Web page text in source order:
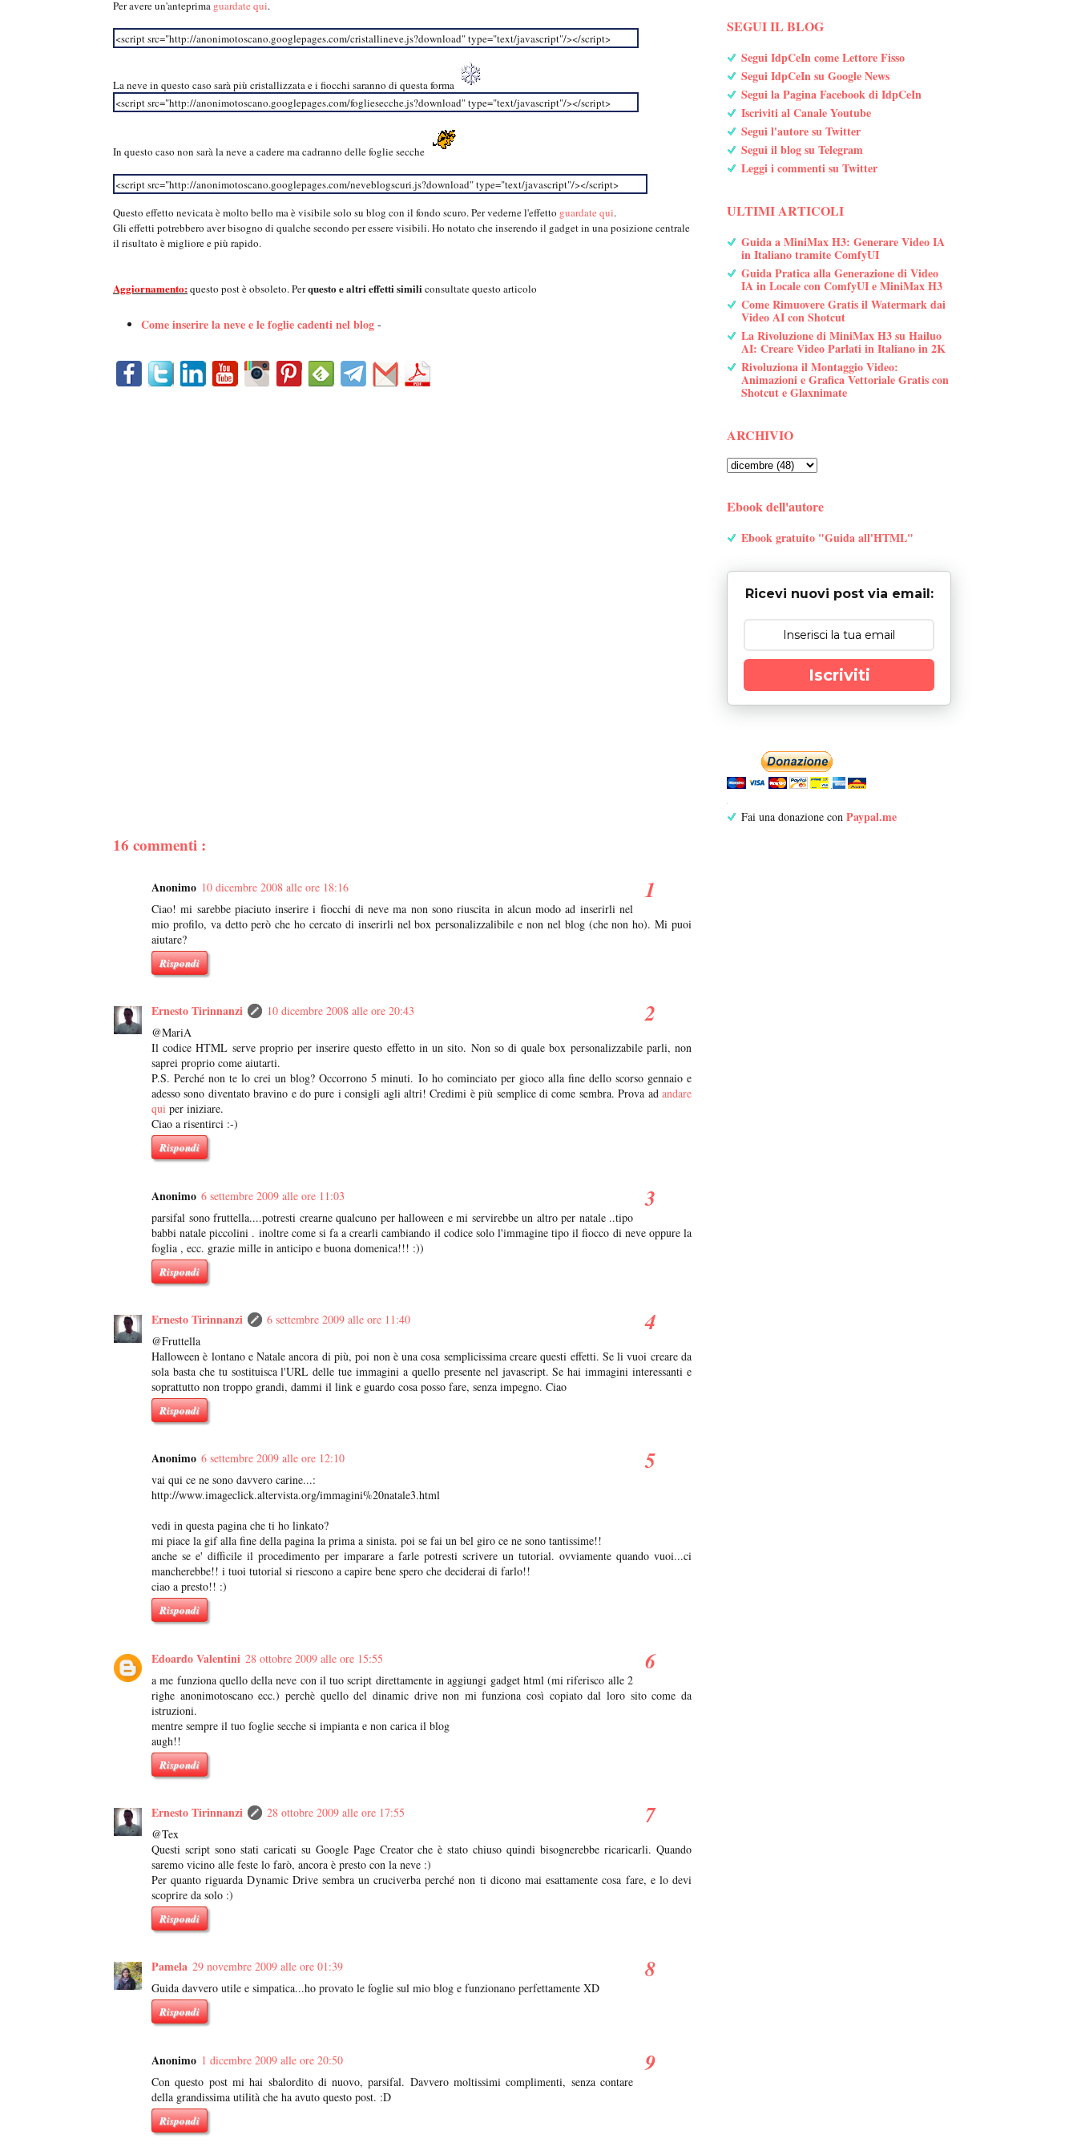
Per avere un'anteprima guardate qui.
<script src="http://anonimotoscano.googlepages.com/cristallineve.js?download" type="text/javascript"/></script>
La neve in questo caso sarà più cristallizzata e i fiocchi saranno di questa forma
<script src="http://anonimotoscano.googlepages.com/fogliesecche.js?download" type="text/javascript"/></script>
In questo caso non sarà la neve a cadere ma cadranno delle foglie secche
<script src="http://anonimotoscano.googlepages.com/neveblogscuri.js?download" type="text/javascript"/></script>
Questo effetto nevicata è molto bello ma è visibile solo su blog con il fondo scuro. Per vederne l'effetto guardate qui.
Gli effetti potrebbero aver bisogno di qualche secondo per essere visibili. Ho notato che inserendo il gadget in una posizione centrale
il risultato è migliore e più rapido.
Aggiornamento:questo post è obsoleto. Perquesto e altri effetti similiconsultate questo articolo
Come inserire la neve e le foglie cadenti nel blog -
16 commenti :
Anonimo 10 dicembre 2008 alle ore 18:16
Ciao! mi sarebbe piaciuto inserire i fiocchi di neve ma non sono riuscita in alcun modo ad inserirli nel
mio profilo, va detto però che ho cercato di inserirli nel box personalizzalibile e non nel blog (che non ho). Mi puoi
aiutare?
Rispondi
Ernesto Tirinnanzi
10 dicembre 2008 alle ore 20:43
@MariA
Il codice HTML serve proprio per inserire questo effetto in un sito. Non so di quale box personalizzabile parli, non
saprei proprio come aiutarti.
P.S. Perché non te lo crei un blog? Occorrono 5 minuti. Io ho cominciato per gioco alla fine dello scorso gennaio e
adesso sono diventato bravino e do pure i consigli agli altri! Credimi è più semplice di come sembra. Prova ad andare
qui per iniziare.
Ciao a risentirci :-)
Rispondi
Anonimo 6 settembre 2009 alle ore 11:03
parsifal sono fruttella....potresti crearne qualcuno per halloween e mi servirebbe un altro per natale ..tipo
babbi natale piccolini . inoltre come si fa a crearli cambiando il codice solo l'immagine tipo il fiocco di neve oppure la
foglia , ecc. grazie mille in anticipo e buona domenica!!! :))
Rispondi
Ernesto Tirinnanzi
6 settembre 2009 alle ore 11:40
@Fruttella
Halloween è lontano e Natale ancora di più, poi non è una cosa semplicissima creare questi effetti. Se li vuoi creare da
sola basta che tu sostituisca l'URL delle tue immagini a quello presente nel javascript. Se hai immagini interessanti e
soprattutto non troppo grandi, dammi il link e guardo cosa posso fare, senza impegno. Ciao
Rispondi
Anonimo 6 settembre 2009 alle ore 12:10
vai qui ce ne sono davvero carine...:
http://www.imageclick.altervista.org/immagini%20natale3.html
vedi in questa pagina che ti ho linkato?
mi piace la gif alla fine della pagina la prima a sinista. poi se fai un bel giro ce ne sono tantissime!!
anche se e' difficile il procedimento per imparare a farle potresti scrivere un tutorial. ovviamente quando vuoi...ci
mancherebbe!! i tuoi tutorial si riescono a capire bene spero che deciderai di farlo!!
ciao a presto!! :)
Rispondi
Edoardo Valentini 28 ottobre 2009 alle ore 15:55
a me funziona quello della neve con il tuo script direttamente in aggiungi gadget html (mi riferisco alle 2
righe anonimotoscano ecc.) perchè quello del dinamic drive non mi funziona così copiato dal loro sito come da
istruzioni.
mentre sempre il tuo foglie secche si impianta e non carica il blog
augh!!
Rispondi
Ernesto Tirinnanzi
28 ottobre 2009 alle ore 17:55
@Tex
Questi script sono stati caricati su Google Page Creator che è stato chiuso quindi bisognerebbe ricaricarli. Quando
saremo vicino alle feste lo farò, ancora è presto con la neve :)
Per quanto riguarda Dynamic Drive sembra un cruciverba perché non ti dicono mai esattamente cosa fare, e lo devi
scoprire da solo :)
Rispondi
Pamela 29 novembre 2009 alle ore 01:39
Guida davvero utile e simpatica...ho provato le foglie sul mio blog e funzionano perfettamente XD
Rispondi
Anonimo 1 dicembre 2009 alle ore 20:50
Con questo post mi hai sbalordito di nuovo, parsifal. Davvero moltissimi complimenti, senza contare
della grandissima utilità che ha avuto questo post. :D
Rispondi
SEGUI IL BLOG
Segui IdpCeIn come Lettore Fisso
Segui IdpCeIn su Google News
Segui la Pagina Facebook di IdpCeIn
Iscriviti al Canale Youtube
Segui l'autore su Twitter
Segui il blog su Telegram
Leggi i commenti su Twitter
ULTIMI ARTICOLI
Guida a MiniMax H3: Generare Video IA
in Italiano tramite ComfyUI
Guida Pratica alla Generazione di Video
IA in Locale con ComfyUI e MiniMax H3
Come Rimuovere Gratis il Watermark dai
Video AI con Shotcut
La Rivoluzione di MiniMax H3 su Hailuo
AI: Creare Video Parlati in Italiano in 2K
Rivoluziona il Montaggio Video:
Animazioni e Grafica Vettoriale Gratis con
Shotcut e Glaxnimate
ARCHIVIO
Ebook dell'autore
Ebook gratuito "Guida all'HTML"
Ricevi nuovi post via email:
Iscriviti
Fai una donazione con Paypal.me